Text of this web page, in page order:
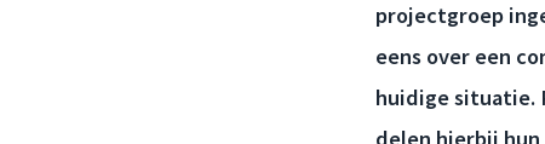
projectgroep
eens over een
huidige situatie.